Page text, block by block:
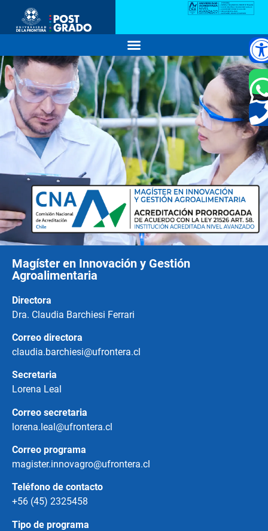
Magíster en Innovación y Gestión
Agroalimentaria
Directora
Dra. Claudia Barchiesi Ferrari
Correo directora
claudia.barchiesi@ufrontera.cl
Secretaria
Lorena Leal
Correo secretaria
lorena.leal@ufrontera.cl
Correo programa
magister.innovagro@ufrontera.cl
Teléfono de contacto
+56 (45) 2325458
Tipo de programa